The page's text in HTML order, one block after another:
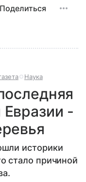
Поделиться
Наука
-
историки
стало причиной